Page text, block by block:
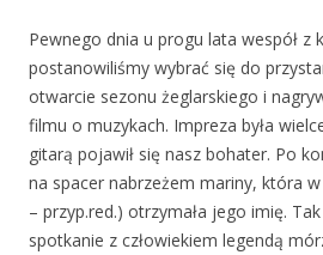
Pewnego dnia u progu lata wespół z
postanowiliśmy wybrać się do
otwarcie sezonu żeglarskiego i
filmu o muzykach. Impreza była
gitarą pojawił się nasz bohater. Po
na spacer nabrzeżem mariny, która
– przyp.red.) otrzymała jego imię.
spotkanie z człowiekiem legendą